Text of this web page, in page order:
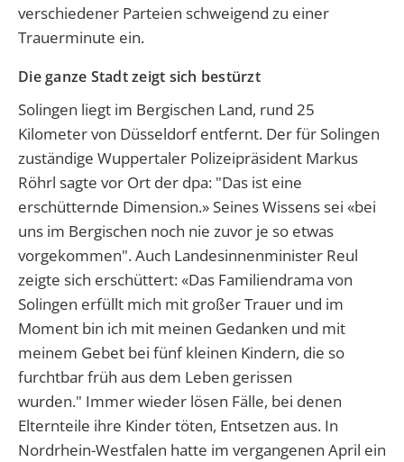
verschiedener Parteien schweigend zu einer
Trauerminute ein.
Die ganze Stadt zeigt sich bestürzt
Solingen liegt im Bergischen Land, rund 25
Kilometer von Düsseldorf entfernt. Der für Solingen
zuständige Wuppertaler Polizeipräsident Markus
Röhrl sagte vor Ort der dpa: "Das ist eine
erschütternde Dimension.» Seines Wissens sei «bei
uns im Bergischen noch nie zuvor je so etwas
vorgekommen". Auch Landesinnenminister Reul
zeigte sich erschüttert: «Das Familiendrama von
Solingen erfüllt mich mit großer Trauer und im
Moment bin ich mit meinen Gedanken und mit
meinem Gebet bei fünf kleinen Kindern, die so
furchtbar früh aus dem Leben gerissen
wurden." Immer wieder lösen Fälle, bei denen
Elternteile ihre Kinder töten, Entsetzen aus. In
Nordrhein-Westfalen hatte im vergangenen April ein